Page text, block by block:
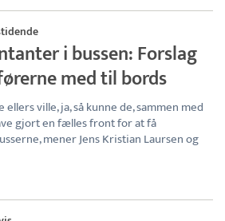
i bussen: Forslag
med til bords
ville, ja, så kunne de, sammen med
gjort en fælles front for at få
mener Jens Kristian Laursen og